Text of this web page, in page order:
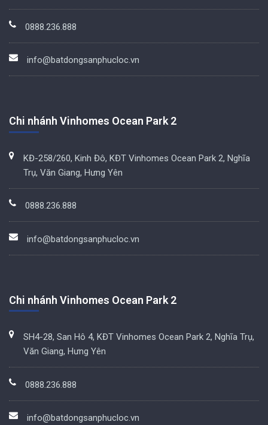
0888.236.888
info@batdongsanphucloc.vn
Chi nhánh Vinhomes Ocean Park 2
KĐ-258/260, Kinh Đô, KĐT Vinhomes Ocean Park 2, Nghĩa
Trụ, Văn Giang, Hưng Yên
0888.236.888
info@batdongsanphucloc.vn
Chi nhánh Vinhomes Ocean Park 2
SH4-28, San Hô 4, KĐT Vinhomes Ocean Park 2, Nghĩa Trụ,
Văn Giang, Hưng Yên
0888.236.888
info@batdongsanphucloc.vn